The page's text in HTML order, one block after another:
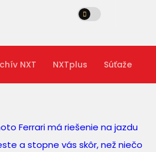
NXT NXTplus Súťaže